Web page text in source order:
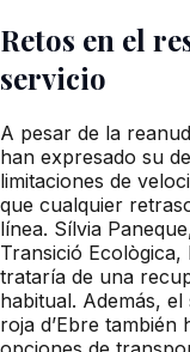
Retos en el
servicio
A pesar de la
han expresado su
limitaciones de
que cualquier
línea. Sílvia
Transició
trataría de una
habitual. Además,
roja d’Ebre también